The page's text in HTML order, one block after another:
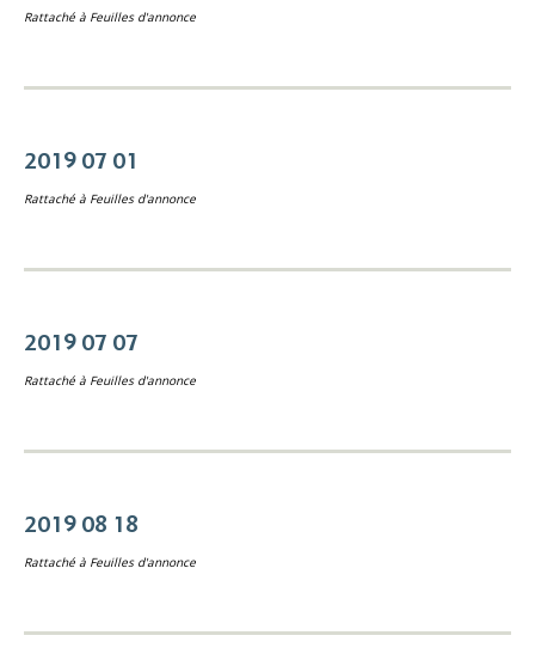
Rattaché à Feuilles d'annonce
2019 07 01
Rattaché à Feuilles d'annonce
2019 07 07
Rattaché à Feuilles d'annonce
2019 08 18
Rattaché à Feuilles d'annonce